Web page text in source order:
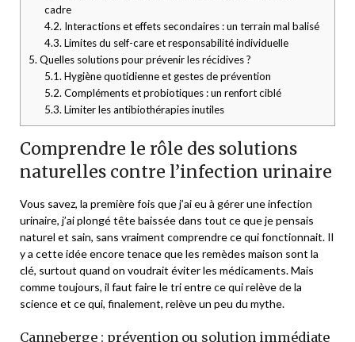
cadre
4.2. Interactions et effets secondaires : un terrain mal balisé
4.3. Limites du self-care et responsabilité individuelle
5. Quelles solutions pour prévenir les récidives ?
5.1. Hygiène quotidienne et gestes de prévention
5.2. Compléments et probiotiques : un renfort ciblé
5.3. Limiter les antibiothérapies inutiles
Comprendre le rôle des solutions
naturelles contre l’infection urinaire
Vous savez, la première fois que j’ai eu à gérer une infection
urinaire, j’ai plongé tête baissée dans tout ce que je pensais
naturel et sain, sans vraiment comprendre ce qui fonctionnait. Il
y a cette idée encore tenace que les remèdes maison sont la
clé, surtout quand on voudrait éviter les médicaments. Mais
comme toujours, il faut faire le tri entre ce qui relève de la
science et ce qui, finalement, relève un peu du mythe.
Canneberge : prévention ou solution immédiate